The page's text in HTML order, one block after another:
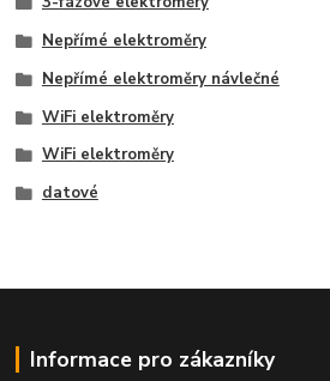
Nepřímé elektroměry
Nepřímé elektroměry návlečné
WiFi elektroměry
WiFi elektroměry
datové
Informace pro zákazníky